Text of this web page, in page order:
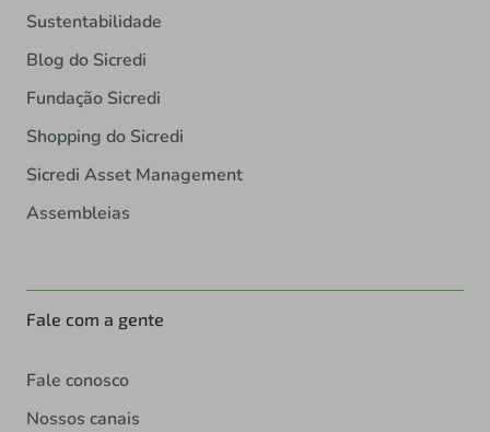
Sustentabilidade
Blog do Sicredi
Fundação Sicredi
Shopping do Sicredi
Sicredi Asset Management
Assembleias
Fale com a gente
Fale conosco
Nossos canais